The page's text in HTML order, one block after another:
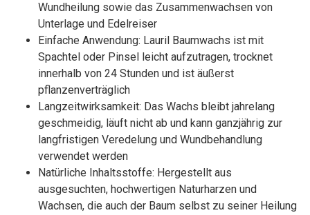
Wundheilung sowie das Zusammenwachsen von
Unterlage und Edelreiser
Einfache Anwendung: Lauril Baumwachs ist mit
Spachtel oder Pinsel leicht aufzutragen, trocknet
innerhalb von 24 Stunden und ist äußerst
pflanzenverträglich
Langzeitwirksamkeit: Das Wachs bleibt jahrelang
geschmeidig, läuft nicht ab und kann ganzjährig zur
langfristigen Veredelung und Wundbehandlung
verwendet werden
Natürliche Inhaltsstoffe: Hergestellt aus
ausgesuchten, hochwertigen Naturharzen und
Wachsen, die auch der Baum selbst zu seiner Heilung